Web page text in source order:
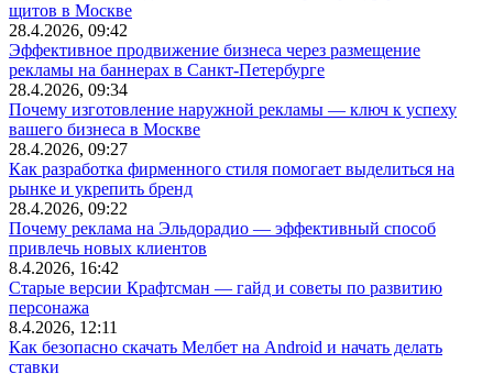
щитов в Москве
28.4.2026, 09:42
Эффективное продвижение бизнеса через размещение
рекламы на баннерах в Санкт-Петербурге
28.4.2026, 09:34
Почему изготовление наружной рекламы — ключ к успеху
вашего бизнеса в Москве
28.4.2026, 09:27
Как разработка фирменного стиля помогает выделиться на
рынке и укрепить бренд
28.4.2026, 09:22
Почему реклама на Эльдорадио — эффективный способ
привлечь новых клиентов
8.4.2026, 16:42
Старые версии Крафтсман — гайд и советы по развитию
персонажа
8.4.2026, 12:11
Как безопасно скачать Мелбет на Android и начать делать
ставки